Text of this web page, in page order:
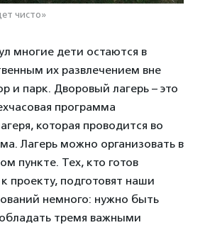
чисто»
многие дети остаются в
их развлечением вне
и парк. Дворовый лагерь – это
программа
которая проводится во
Лагерь можно организовать в
пункте. Тех, кто готов
проекту, подготовят наши
немного: нужно быть
тремя важными